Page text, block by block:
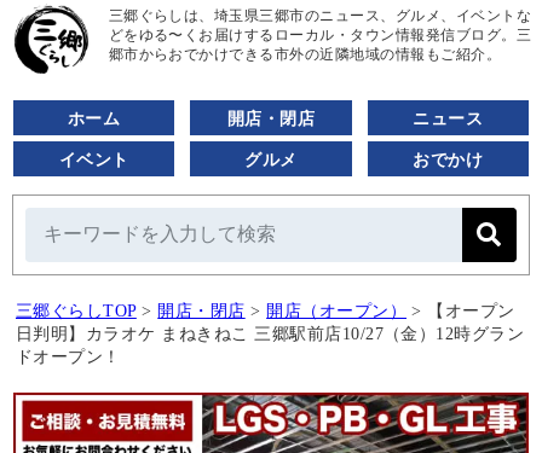
三郷ぐらしは、埼玉県三郷市のニュース、グルメ、イベントな
どをゆる〜くお届けするローカル・タウン情報発信ブログ。三
郷市からおでかけできる市外の近隣地域の情報もご紹介。
ホーム 開店・閉店 ニュース
イベント グルメ おでかけ
三郷ぐらしTOP > 開店・閉店 > 開店（オープン） >
【オープン
日判明】カラオケ まねきねこ 三郷駅前店10/27（金）12時グラン
ドオープン！